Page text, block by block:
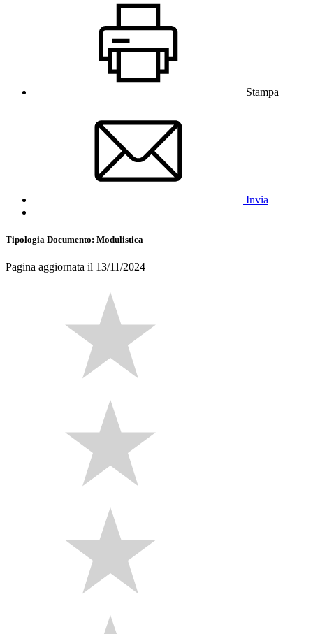
Stampa
Invia
Tipologia Documento: Modulistica
Pagina aggiornata il 13/11/2024